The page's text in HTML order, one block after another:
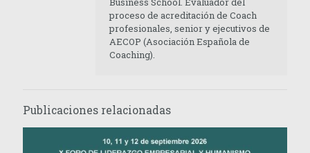
proceso de acreditación de Coach
profesionales, senior y ejecutivos de
AECOP (Asociación Española de
Coaching).
Publicaciones relacionadas